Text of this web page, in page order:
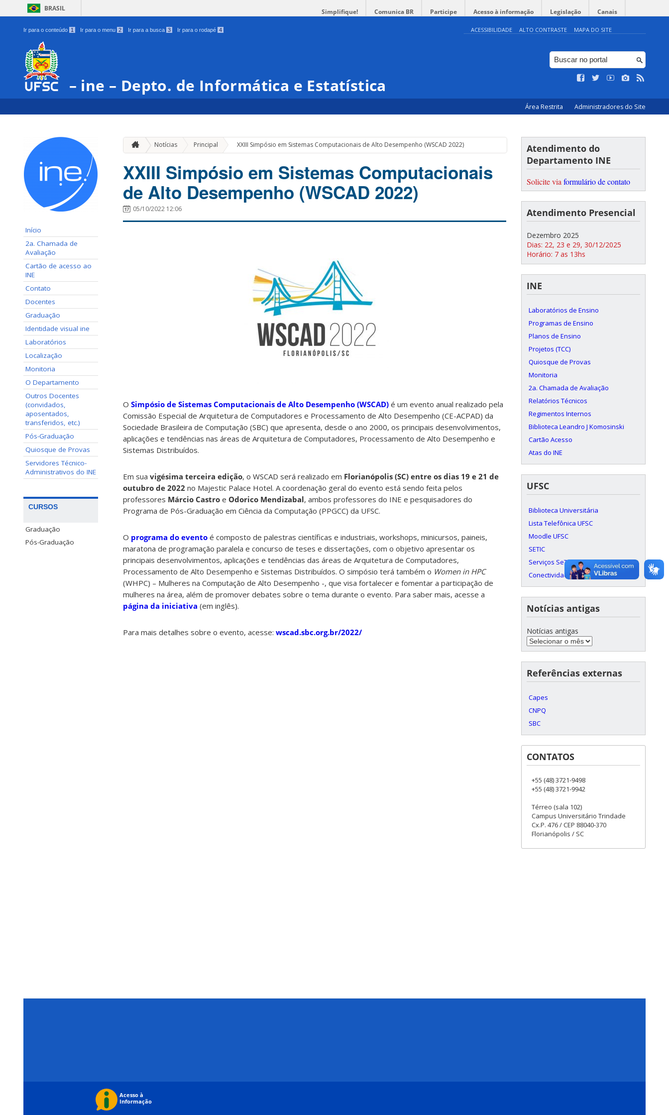
BRASIL Simplifique! Comunica BR Participe Acesso à informação Legislação Canais
Ir para o conteúdo 1 Ir para o menu 2 Ir para a busca 3 Ir para o rodapé 4 ACESSIBILIDADE ALTO CONTRASTE MAPA DO SITE
– ine – Depto. de Informática e Estatística
Área Restrita Administradores do Site
Início
2a. Chamada de
Avaliação
Cartão de acesso ao
INE
Contato
Docentes
Graduação
Identidade visual ine
Laboratórios
Localização
Monitoria
O Departamento
Outros Docentes
(convidados,
aposentados,
transferidos, etc.)
Pós-Graduação
Quiosque de Provas
Servidores Técnico-
Administrativos do INE
CURSOS
Graduação
Pós-Graduação
Notícias Principal » XXIII Simpósio em Sistemas Computacionais de Alto Desempenho (WSCAD 2022)
XXIII Simpósio em Sistemas Computacionais
de Alto Desempenho (WSCAD 2022)
05/10/2022 12:06
O Simpósio de Sistemas Computacionais de Alto Desempenho (WSCAD) é um evento anual realizado pela
Comissão Especial de Arquitetura de Computadores e Processamento de Alto Desempenho (CE-ACPAD) da
Sociedade Brasileira de Computação (SBC) que apresenta, desde o ano 2000, os principais desenvolvimentos,
aplicações e tendências nas áreas de Arquitetura de Computadores, Processamento de Alto Desempenho e
Sistemas Distribuídos.
Em sua vigésima terceira edição, o WSCAD será realizado em Florianópolis (SC) entre os dias 19 e 21 de
outubro de 2022 no Majestic Palace Hotel. A coordenação geral do evento está sendo feita pelos
professores Márcio Castro e Odorico Mendizabal, ambos professores do INE e pesquisadores do
Programa de Pós-Graduação em Ciência da Computação (PPGCC) da UFSC.
O programa do evento é composto de palestras científicas e industriais, workshops, minicursos, paineis,
maratona de programação paralela e concurso de teses e dissertações, com o objetivo apresentar os
principais desenvolvimentos, aplicações e tendências das áreas de Arquitetura de Computadores,
Processamento de Alto Desempenho e Sistemas Distribuídos. O simpósio terá também o Women in HPC
(WHPC) – Mulheres na Computação de Alto Desempenho -, que visa fortalecer e fomentar a participação de
mulheres na área, além de promover debates sobre o tema durante o evento. Para saber mais, acesse a
página da iniciativa (em inglês).
Para mais detalhes sobre o evento, acesse: wscad.sbc.org.br/2022/
Atendimento do
Departamento INE
Solicite via formulário de contato
Atendimento Presencial
Dezembro 2025
Dias: 22, 23 e 29, 30/12/2025
Horário: 7 as 13hs
INE
Laboratórios de Ensino
Programas de Ensino
Planos de Ensino
Projetos (TCC)
Quiosque de Provas
Monitoria
2a. Chamada de Avaliação
Relatórios Técnicos
Regimentos Internos
Biblioteca Leandro J Komosinski
Cartão Acesso
Atas do INE
UFSC
Biblioteca Universitária
Lista Telefônica UFSC
Moodle UFSC
SETIC
Serviços SeTIC
Conectividade c/ RNP
Notícias antigas
Notícias antigas
Referências externas
Capes
CNPQ
SBC
CONTATOS
+55 (48) 3721-9498
+55 (48) 3721-9942
Térreo (sala 102)
Campus Universitário Trindade
Cx.P. 476 / CEP 88040-370
Florianópolis / SC